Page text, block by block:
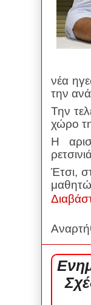
νέα
την
Την
χώρο
Η
Έτσι,